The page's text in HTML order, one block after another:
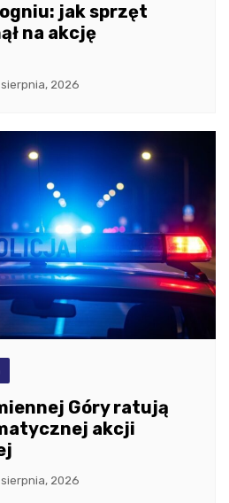
jak sprzęt
na akcję
2026
Góry ratują
akcji
2026